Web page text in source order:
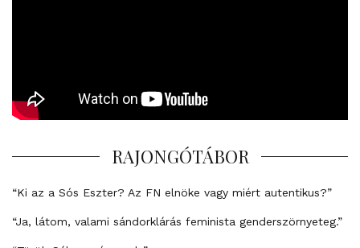
RAJONGÓTÁBOR
“Ki az a Sós Eszter? Az FN elnöke vagy miért autentikus?”
“Ja, látom, valami sándorklárás feminista genderszörnyeteg.”